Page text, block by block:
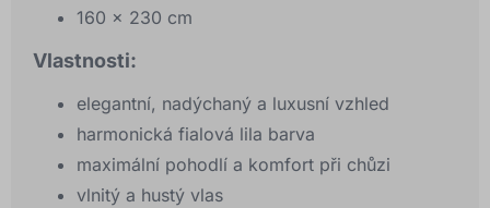
160 x 230 cm
Vlastnosti:
elegantní, nadýchaný a luxusní vzhled
harmonická fialová lila barva
maximální pohodlí a komfort při chůzi
vlnitý a hustý vlas